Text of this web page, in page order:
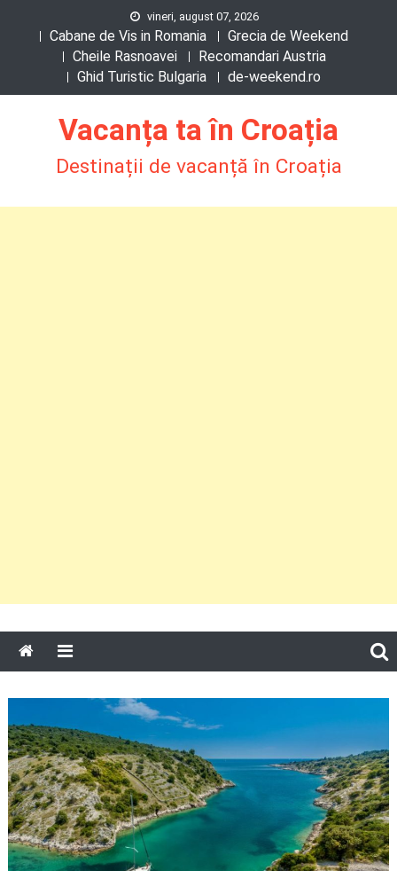
vineri, august 07, 2026
Cabane de Vis in Romania
Grecia de Weekend
Cheile Rasnoavei
Recomandari Austria
Ghid Turistic Bulgaria
de-weekend.ro
Vacanța ta în Croația
Destinații de vacanță în Croația